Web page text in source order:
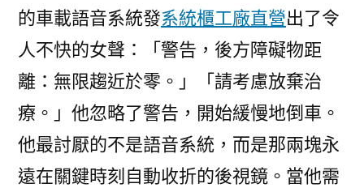
的車載語音系統發系統櫃工廠直營出了令
人不快的女聲：「警告，後方障礙物距
離：無限趨近於零。」「請考慮放棄治
療。」他忽略了警告，開始緩慢地倒車。
他最討厭的不是語音系統，而是那兩塊永
遠在關鍵時刻自動收折的後視鏡。當他需